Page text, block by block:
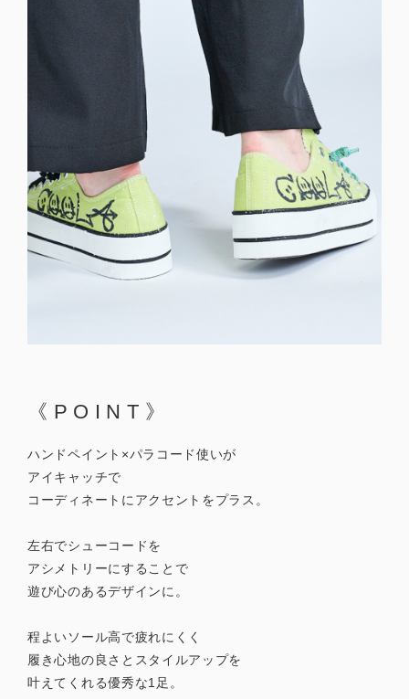
《POINT》
ハンドペイント×パラコード使いが
アイキャッチで
コーディネートにアクセントをプラス。
左右でシューコードを
アシメトリーにすることで
遊び心のあるデザインに。
程よいソール高で疲れにくく
履き心地の良さとスタイルアップを
叶えてくれる優秀な1足。